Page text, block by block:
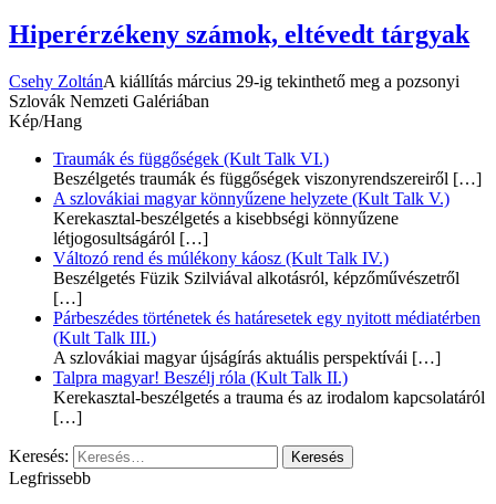
Hiperérzékeny számok, eltévedt tárgyak
Csehy ZoltánA kiállítás március 29-ig tekinthető meg a pozsonyi
Szlovák Nemzeti Galériában
Kép/Hang
Traumák és függőségek (Kult Talk VI.)
Beszélgetés traumák és függőségek viszonyrendszereiről […]
A szlovákiai magyar könnyűzene helyzete (Kult Talk V.)
Kerekasztal-beszélgetés a kisebbségi könnyűzene
létjogosultságáról […]
Változó rend és múlékony káosz (Kult Talk IV.)
Beszélgetés Füzik Szilviával alkotásról, képzőművészetről
[…]
Párbeszédes történetek és határesetek egy nyitott médiatérben
(Kult Talk III.)
A szlovákiai magyar újságírás aktuális perspektívái […]
Talpra magyar! Beszélj róla (Kult Talk II.)
Kerekasztal-beszélgetés a trauma és az irodalom kapcsolatáról
[…]
Keresés:
Legfrissebb